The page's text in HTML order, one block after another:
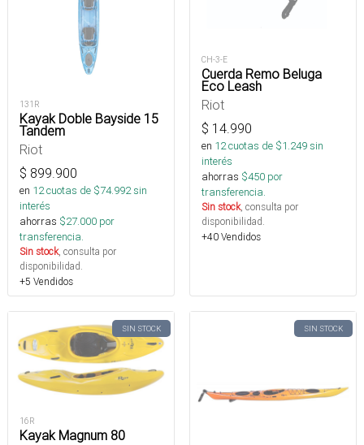
131R
Kayak Doble Bayside 15
Tandem
Riot
$ 899.900
en 12cuotas de $74.992sin
interés
ahorras $27.000 por
transferencia.
Sin stock, consulta por
disponibilidad.
+5 Vendidos
CH-3-E
Cuerda Remo Beluga
Eco Leash
Riot
$ 14.990
en 12cuotas de $1.249sin
interés
ahorras $450 por
transferencia.
Sin stock, consulta por
disponibilidad.
+40 Vendidos
SIN STOCK
16R
Kayak Magnum 80
SIN STOCK